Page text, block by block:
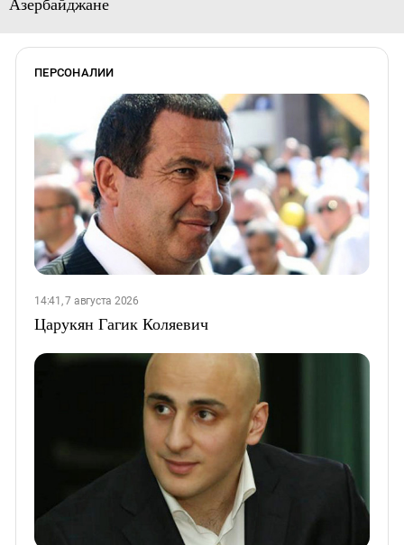
ПЕРСОНАЛИИ
14:41, 7 августа 2026
Царукян Гагик Коляевич